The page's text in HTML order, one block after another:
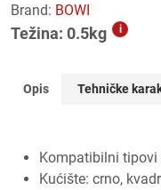
Brand: BOWI
Težina: 0.5kg i
Opis Tehničke
Kompatibilni tipovi
Kućište: crno,